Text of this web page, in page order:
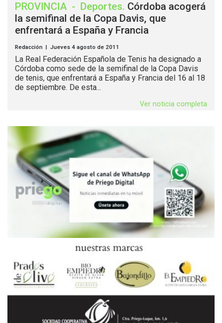
PROVINCIA - Deportes. Córdoba acogerá
la semifinal de la Copa Davis, que
enfrentará a España y Francia
Redacción | Jueves 4 agosto de 2011
La Real Federación Española de Tenis ha designado a
Córdoba como sede de la semifinal de la Copa Davis
de tenis, que enfrentará a España y Francia del 16 al 18
de septiembre. De esta...
Ver noticia completa